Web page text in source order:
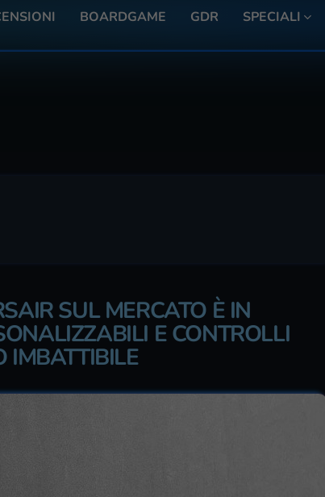
BOARDGAME GDR SPECIALI
SUL MERCATO È IN
E CONTROLLI
IMBATTIBILE